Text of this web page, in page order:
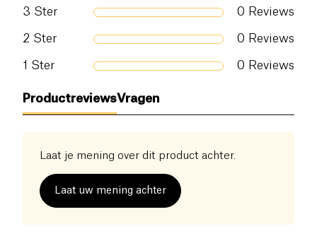
3 Ster 0 Reviews
2 Ster 0 Reviews
1 Ster 0 Reviews
ProductreviewsVragen
Laat je mening over dit product achter.
Laat uw mening achter